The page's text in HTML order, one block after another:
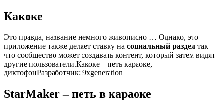
Какоке
Это правда, название немного живописно … Однако, это
приложение также делает ставку на социальный раздел так
что сообщество может создавать контент, который затем видят
другие пользователи.Какоке – петь караоке,
диктофонРазработчик: 9xgeneration
StarMaker – петь в караоке